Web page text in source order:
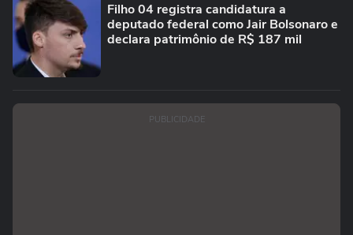
Filho 04 registra candidatura a
deputado federal como Jair Bolsonaro e
declara patrimônio de R$ 187 mil
PUBLICIDADE